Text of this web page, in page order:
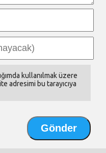
kullanılmak üzere
adresimi bu tarayıcıya